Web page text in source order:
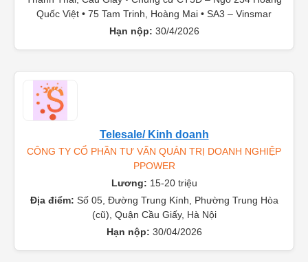
Quốc Việt • 75 Tam Trinh, Hoàng Mai • SA3 – Vinsmar
Hạn nộp: 30/4/2026
Telesale/ Kinh doanh
CÔNG TY CỔ PHẦN TƯ VẤN QUẢN TRỊ DOANH NGHIỆP
PPOWER
Lương: 15-20 triệu
Địa điểm: Số 05, Đường Trung Kính, Phường Trung Hòa
(cũ), Quận Cầu Giấy, Hà Nội
Hạn nộp: 30/04/2026